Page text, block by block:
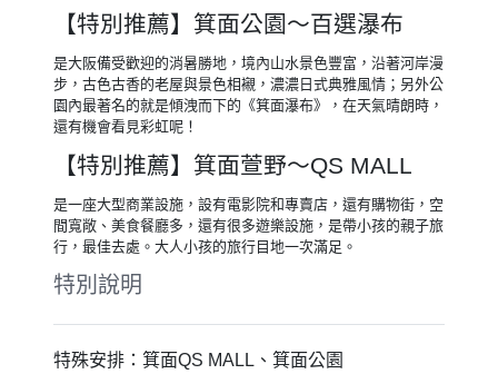
【特別推薦】箕面公園～百選瀑布
是大阪備受歡迎的消暑勝地，境內山水景色豐富，沿著河岸漫
步，古色古香的老屋與景色相襯，濃濃日式典雅風情；另外公
園內最著名的就是傾洩而下的《箕面瀑布》，在天氣晴朗時，
還有機會看見彩虹呢！
【特別推薦】箕面萱野～QS MALL
是一座大型商業設施，設有電影院和專賣店，還有購物街，空
間寬敞、美食餐廳多，還有很多遊樂設施，是帶小孩的親子旅
行，最佳去處。大人小孩的旅行目地一次滿足。
特別說明
特殊安排：箕面QS MALL、箕面公園